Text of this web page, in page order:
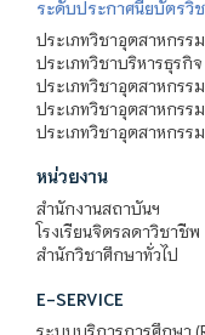
ระดับประกาศนียบัตรวิ
ประเภทวิชาอุตสาหกรรม
ประเภทวิชาบริหารธุรกิจ
ประเภทวิชาอุตสาหกรร
ประเภทวิชาอุตสาหกรร
ประเภทวิชาอุตสาหกรร
หน่วยงาน
สำนักงานสถาบันฯ
โรงเรียนจิตรลดาวิชาชีพ
สำนักวิชาศึกษาทั่วไป
E-SERVICE